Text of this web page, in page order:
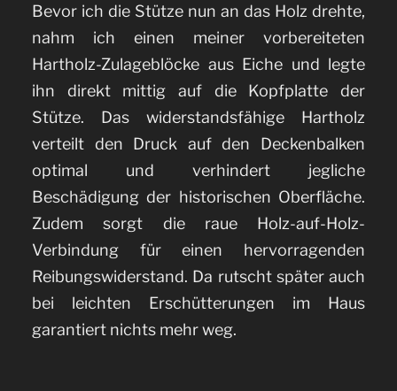
Bevor ich die Stütze nun an das Holz drehte,
nahm ich einen meiner vorbereiteten
Hartholz-Zulageblöcke aus Eiche und legte
ihn direkt mittig auf die Kopfplatte der
Stütze. Das widerstandsfähige Hartholz
verteilt den Druck auf den Deckenbalken
optimal und verhindert jegliche
Beschädigung der historischen Oberfläche.
Zudem sorgt die raue Holz-auf-Holz-
Verbindung für einen hervorragenden
Reibungswiderstand. Da rutscht später auch
bei leichten Erschütterungen im Haus
garantiert nichts mehr weg.